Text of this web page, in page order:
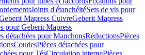
Joints d'étanchéitéSets de vis pour
Mapress CuivreGeberit Mapress
pour Geberit Mapress
détachées pour ManchonsRéductionsPièces
CoudesPièces détachées pour
pour TésCirculation internePièces